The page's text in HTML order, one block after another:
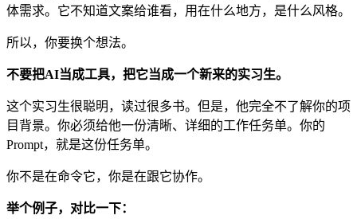
体需求。它不知道文案给谁看，用在什么地方，是什么风格。
所以，你要换个想法。
不要把AI当成工具，把它当成一个新来的实习生。
这个实习生很聪明，读过很多书。但是，他完全不了解你的项
目背景。你必须给他一份清晰、详细的工作任务单。你的
Prompt，就是这份任务单。
你不是在命令它，你是在跟它协作。
举个例子，对比一下：